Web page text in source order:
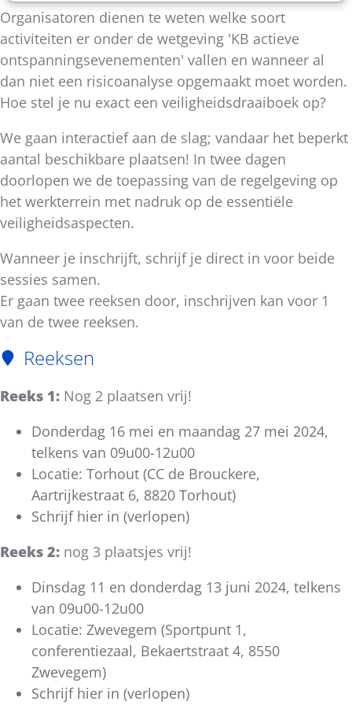
Organisatoren dienen te weten welke soort
activiteiten er onder de wetgeving 'KB actieve
ontspanningsevenementen' vallen en wanneer al
dan niet een risicoanalyse opgemaakt moet worden.
Hoe stel je nu exact een veiligheidsdraaiboek op?
We gaan interactief aan de slag; vandaar het beperkt
aantal beschikbare plaatsen! In twee dagen
doorlopen we de toepassing van de regelgeving op
het werkterrein met nadruk op de essentiële
veiligheidsaspecten.
Wanneer je inschrijft, schrijf je direct in voor beide
sessies samen.
Er gaan twee reeksen door, inschrijven kan voor 1
van de twee reeksen.
Reeksen
Reeks 1: Nog 2 plaatsen vrij!
Donderdag 16 mei en maandag 27 mei 2024,
telkens van 09u00-12u00
Locatie: Torhout (CC de Brouckere,
Aartrijkestraat 6, 8820 Torhout)
Schrijf hier in (verlopen)
Reeks 2: nog 3 plaatsjes vrij!
Dinsdag 11 en donderdag 13 juni 2024, telkens
van 09u00-12u00
Locatie: Zwevegem (Sportpunt 1,
conferentiezaal, Bekaertstraat 4, 8550
Zwevegem)
Schrijf hier in (verlopen)